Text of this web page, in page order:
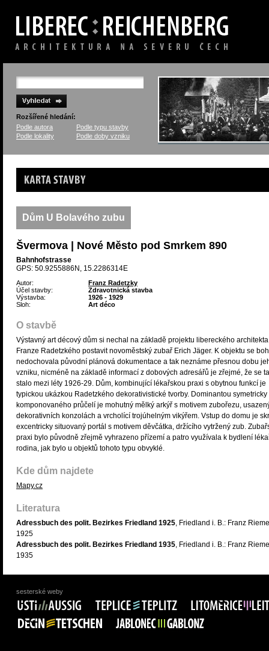
Rozšířené hledání:
Podle autora
Podle typu stavby
Podle lokality
Podle doby vzniku
Karta stavby
Dům U Bolavého zubu
Švermova | Nové Město pod Smrkem 890
Bahnhofstrasse
GPS: 50.9255886N, 15.2286314E
Autor:
Franz Radetzky
Účel stavby:
Zdravotnická stavba
Výstavba:
1926 - 1929
Sloh:
Art déco
O stavbě
Výstavný art décový dům si nechal na základě projektu libereckého architekta
Franze Radetzkého postavit novoměstský zubař Erich Jäger. K objektu se
nedochovala původní plánová dokumentace a tak neznáme přesnou dobu
vzniku, nicméně na základě informací z dobových adresářů je zřejmé, že se
stalo mezi léty 1926-29. Dům, kombinující lékařskou praxi s obytnou funkcí je
typickou ukázkou Radetzkého dekorativistické tvorby. Dominantou symetricky
komponovaného průčelí je mohutný mělký arkýř s motivem zubořezu,
dekorativních konzolách a vrcholící trojúhelným vikýřem. Vstup do domu je
excentricky situovaný portál s motivem děvčátka, držícího vytržený zub.
praxi bylo původně zřejmě vyhrazeno přízemí a patro využívala k bydlení
rodina, jak bylo u objektů tohoto typu obvyklé.
Kde dům najdete
Mapy.cz
Literatura
Adressbuch des polit. Bezirkes Friedland 1925, Friedland i. B.: Franz
1925
Adressbuch des polit. Bezirkes Friedland 1935, Friedland i. B.: Franz
1935
sesterské weby